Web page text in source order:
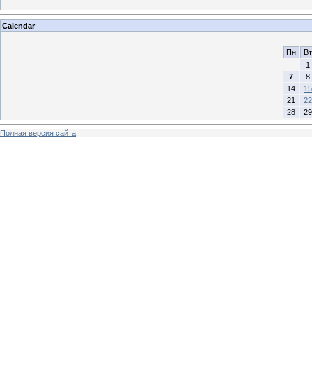
Calendar
Пн
Вт
1
7
8
14
15
21
22
28
29
Полная версия сайта